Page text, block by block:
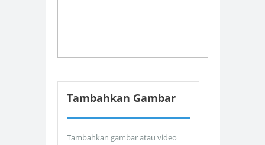
Tambahkan Gambar
Tambahkan gambar atau video